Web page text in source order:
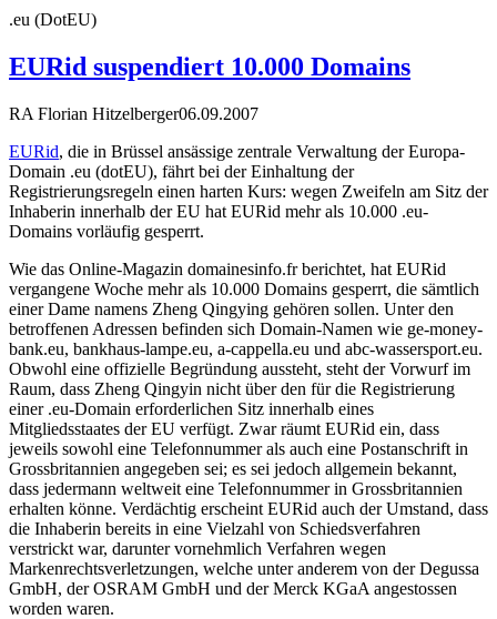
.eu (DotEU)
EURid suspendiert 10.000 Domains
RA Florian Hitzelberger06.09.2007
EURid, die in Brüssel ansässige zentrale Verwaltung der Europa-
Domain .eu (dotEU), fährt bei der Einhaltung der
Registrierungsregeln einen harten Kurs: wegen Zweifeln am Sitz der
Inhaberin innerhalb der EU hat EURid mehr als 10.000 .eu-
Domains vorläufig gesperrt.
Wie das Online-Magazin domainesinfo.fr berichtet, hat EURid
vergangene Woche mehr als 10.000 Domains gesperrt, die sämtlich
einer Dame namens Zheng Qingying gehören sollen. Unter den
betroffenen Adressen befinden sich Domain-Namen wie ge-money-
bank.eu, bankhaus-lampe.eu, a-cappella.eu und abc-wassersport.eu.
Obwohl eine offizielle Begründung aussteht, steht der Vorwurf im
Raum, dass Zheng Qingyin nicht über den für die Registrierung
einer .eu-Domain erforderlichen Sitz innerhalb eines
Mitgliedsstaates der EU verfügt. Zwar räumt EURid ein, dass
jeweils sowohl eine Telefonnummer als auch eine Postanschrift in
Grossbritannien angegeben sei; es sei jedoch allgemein bekannt,
dass jedermann weltweit eine Telefonnummer in Grossbritannien
erhalten könne. Verdächtig erscheint EURid auch der Umstand, dass
die Inhaberin bereits in eine Vielzahl von Schiedsverfahren
verstrickt war, darunter vornehmlich Verfahren wegen
Markenrechtsverletzungen, welche unter anderem von der Degussa
GmbH, der OSRAM GmbH und der Merck KGaA angestossen
worden waren.